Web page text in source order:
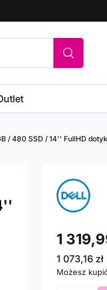
/ 480 SSD / 14'' FullHD dotyk
1
1 073,16 zł
Możesz